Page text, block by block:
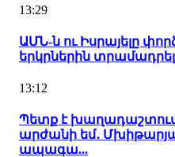
13:29
ԱՄՆ-ն ու Իսրայելը
երկրներին
13:12
Պետք է
արժանի եմ․
ապագա...